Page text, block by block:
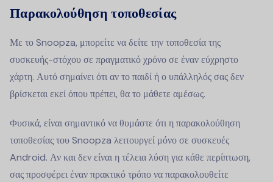
Παρακολούθηση τοποθεσίας
Με το Snoopza, μπορείτε να δείτε την τοποθεσία της
συσκευής-στόχου σε πραγματικό χρόνο σε έναν εύχρηστο
χάρτη. Αυτό σημαίνει ότι αν το παιδί ή ο υπάλληλός σας δεν
βρίσκεται εκεί όπου πρέπει, θα το μάθετε αμέσως.
Φυσικά, είναι σημαντικό να θυμάστε ότι η παρακολούθηση
τοποθεσίας του Snoopza λειτουργεί μόνο σε συσκευές
Android. Αν και δεν είναι η τέλεια λύση για κάθε περίπτωση,
σας προσφέρει έναν πρακτικό τρόπο να παρακολουθείτε